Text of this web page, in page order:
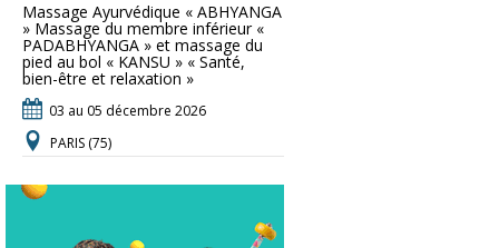
Massage Ayurvédique « ABHYANGA
» Massage du membre inférieur «
PADABHYANGA » et massage du
pied au bol « KANSU » « Santé,
bien-être et relaxation »
03 au 05 décembre 2026
PARIS (75)